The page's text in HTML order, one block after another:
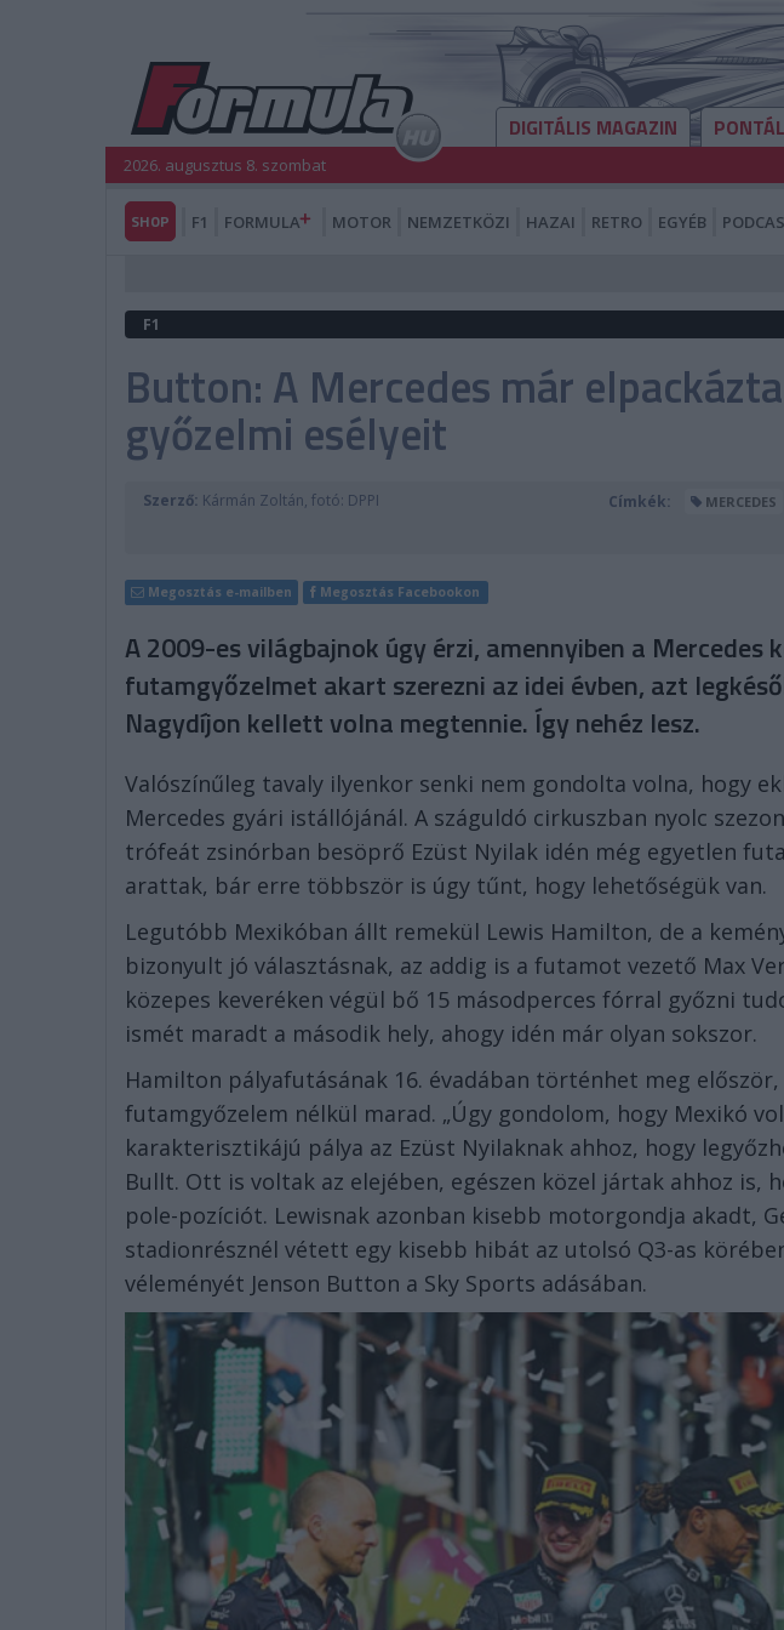
DIGITÁLIS MAGAZIN
2026. augusztus 8. szombat
SHOP F1 FORMULA MOTOR NEMZETKÖZI HAZAI RETRO EGYÉB
F1
Button: A Mercedes már
győzelmi esélyeit
Szerző: Kármán Zoltán, fotó: DPPI Címkék: MERCEDES
Megosztás e-mailben Megosztás Facebookon
A 2009-es világbajnok úgy érzi, amennyiben a Mercedes
futamgyőzelmet akart szerezni az idei évben, azt
Nagydíjon kellett volna megtennie. Így nehéz lesz.
Valószínűleg tavaly ilyenkor senki nem gondolta volna, hogy
Mercedes gyári istállójánál. A száguldó cirkuszban nyolc
trófeát zsinórban besöprő Ezüst Nyilak idén még egyetlen
arattak, bár erre többször is úgy tűnt, hogy lehetőségük van.
Legutóbb Mexikóban állt remekül Lewis Hamilton, de a
bizonyult jó választásnak, az addig is a futamot vezető Max
közepes keveréken végül bő 15 másodperces fórral győzni
ismét maradt a második hely, ahogy idén már olyan sokszor.
Hamilton pályafutásának 16. évadában történhet meg
futamgyőzelem nélkül marad. „Úgy gondolom, hogy Mexikó
karakterisztikájú pálya az Ezüst Nyilaknak ahhoz, hogy
Bullt. Ott is voltak az elejében, egészen közel jártak ahhoz is,
pole-pozíciót. Lewisnak azonban kisebb motorgondja akadt,
stadionrésznél vétett egy kisebb hibát az utolsó Q3-as
véleményét Jenson Button a Sky Sports adásában.